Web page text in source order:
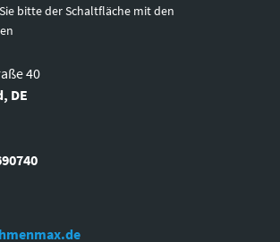
bitte der Schaltfläche mit den
40
, DE